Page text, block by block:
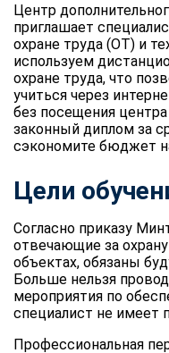
Центр
приглашает
охране труда (ОТ) и
используем
охране труда, что
учиться через
без посещения
законный диплом за
сэкономите бюджет
Цели
Согласно приказу
отвечающие за
объектах, обязаны
Больше нельзя
мероприятия по
специалист не имеет
Профессиональная